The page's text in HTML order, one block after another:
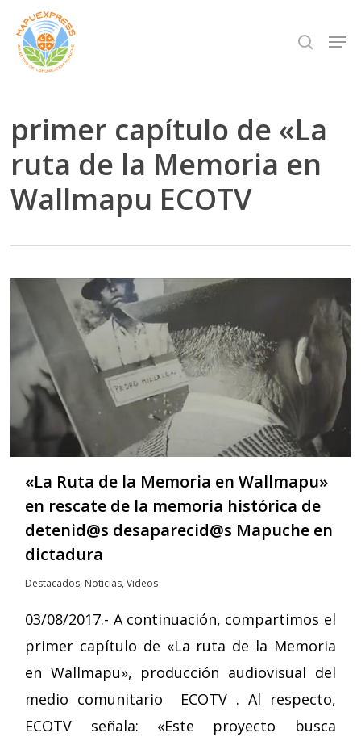
Skip
main
search
primer capítulo de «La
ruta de la Memoria en
Wallmapu ECOTV
«La Ruta de la Memoria en Wallmapu»
en rescate de la memoria histórica de
detenid@s desaparecid@s Mapuche en
dictadura
Destacados, Noticias,Videos
03/08/2017.- A continuación, compartimos el
primer capítulo de «La ruta de la Memoria
en Wallmapu», producción audiovisual del
medio comunitario ECOTV . Al respecto,
ECOTV señala: «Este proyecto busca
Close